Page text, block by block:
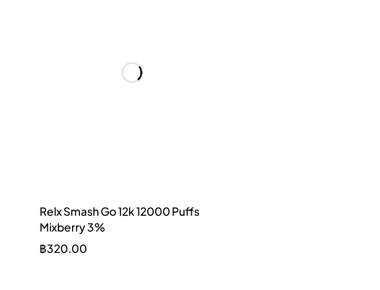
Relx Smash Go 12k 12000 Puffs
Mixberry 3%
฿320.00